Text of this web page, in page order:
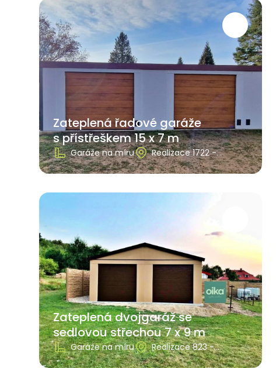
Zateplená řadové garáže
s přístřeškem 15 x 7 m
Garáže na míru
Realizace 1722 -
Plzeňský kraj, Plzeň
Zateplená dvojgaráž se
sedlovou střechou 7 x 9 m
Garáže na míru
Realizace 823 -
Středočeský kraj